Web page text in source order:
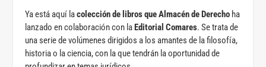
Ya está aquí lacolección de libros que Almacén de Derecho ha
lanzado en colaboración con laEditorial Comares. Se trata de
una serie de volúmenes dirigidos a los amantes de la filosofía,
historia o la ciencia, con la que tendrán la oportunidad de